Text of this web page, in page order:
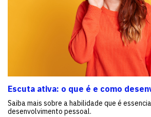
Escuta ativa: o que é e como
Saiba mais sobre a habilidade que é
desenvolvimento pessoal.